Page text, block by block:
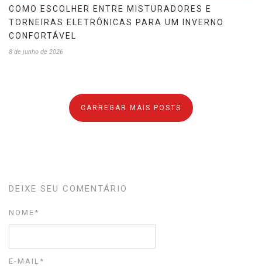
COMO ESCOLHER ENTRE MISTURADORES E
TORNEIRAS ELETRÔNICAS PARA UM INVERNO
CONFORTÁVEL
8 de junho de 2026
CARREGAR MAIS POSTS
DEIXE SEU COMENTÁRIO
NOME *
E-MAIL *